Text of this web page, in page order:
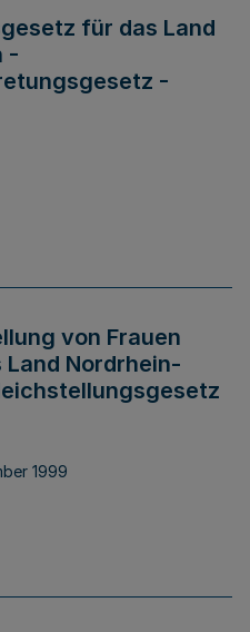
für das Land
-
-
von Frauen
Nordrhein-
1999